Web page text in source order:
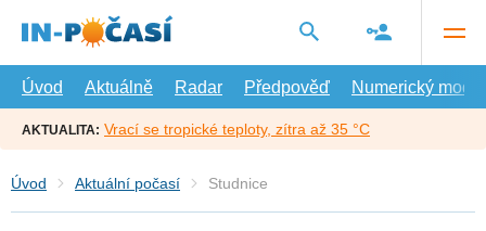
hlavní
Úvod
Aktuálně Radar Předpověď Numerický model
AKTUALITA: Vrací se tropické teploty, zítra až 35 °C
Úvod Aktuální počasí Studnice